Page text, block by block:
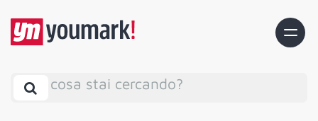
cosa stai cercando?